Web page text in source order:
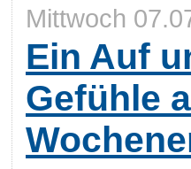
Mittwoch
Ein Auf
Gefühle